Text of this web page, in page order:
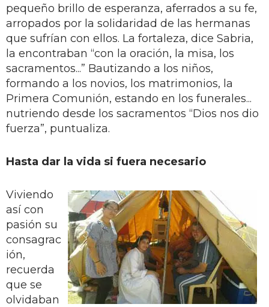
pequeño brillo de esperanza, aferrados a su fe,
arropados por la solidaridad de las hermanas
que sufrían con ellos. La fortaleza, dice Sabria,
la encontraban “con la oración, la misa, los
sacramentos...” Bautizando a los niños,
formando a los novios, los matrimonios, la
Primera Comunión, estando en los funerales...
nutriendo desde los sacramentos “Dios nos dio
fuerza”, puntualiza.
Hasta dar la vida si fuera necesario
Viviendo
así con
pasión su
consagrac
ión,
recuerda
que se
olvidaban